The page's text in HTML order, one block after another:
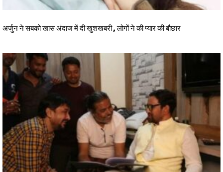
अर्जुन ने सबको खास अंदाज में दी खुशखबरी , लोगों ने की प्यार की बौछार